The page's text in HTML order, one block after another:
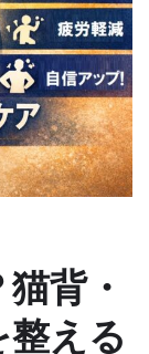
背・
える